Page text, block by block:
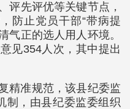
评先评优等关键节点，
防止党员干部“带病提
气正的选人用人环境。
见354人次，其中提出
精准规范，该县纪委监
制，由县纪委监委组织